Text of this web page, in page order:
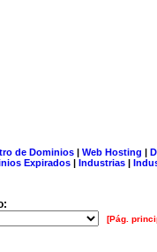
de Dominios| Web Hosting |
Expirados | Industrias |
[Pág.